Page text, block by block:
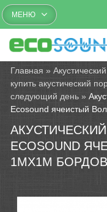
МЕНЮ
Главная »
купить акустический
следующий день »
Ecosound ячеистый
ECOSOUND
1МХ1М